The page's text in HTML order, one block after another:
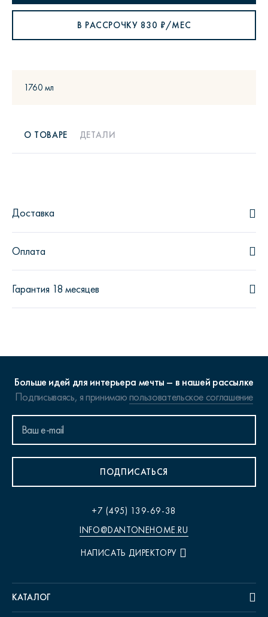
В РАССРОЧКУ 830 ₽/МЕС
1760 мл
О ТОВАРЕ ДЕТАЛИ
Доставка
Оплата
Гарантия 18 месяцев
Больше идей для интерьера мечты – в нашей рассылке
Подписываясь, я принимаюпользовательское соглашение
ПОДПИСАТЬСЯ
+7 (495) 139-69-38
INFO@DANTONEHOME.RU
НАПИСАТЬ ДИРЕКТОРУ
КАТАЛОГ